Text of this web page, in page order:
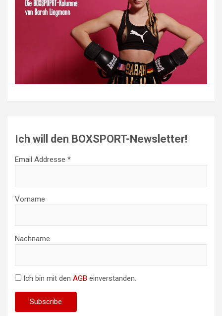
Ich will den BOXSPORT-Newsletter!
Email Addresse *
Vorname
Nachname
Ich bin mit den AGB einverstanden.